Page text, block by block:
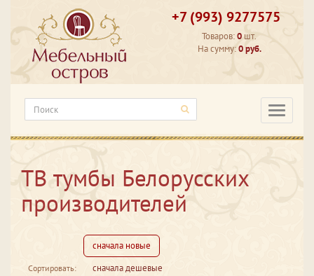
+7 (993) 9277575
Товаров:0 шт.
На сумму:0 руб.
ТВ тумбы Белорусских
производителей
Сортировать:
сначала новые
сначала дешевые